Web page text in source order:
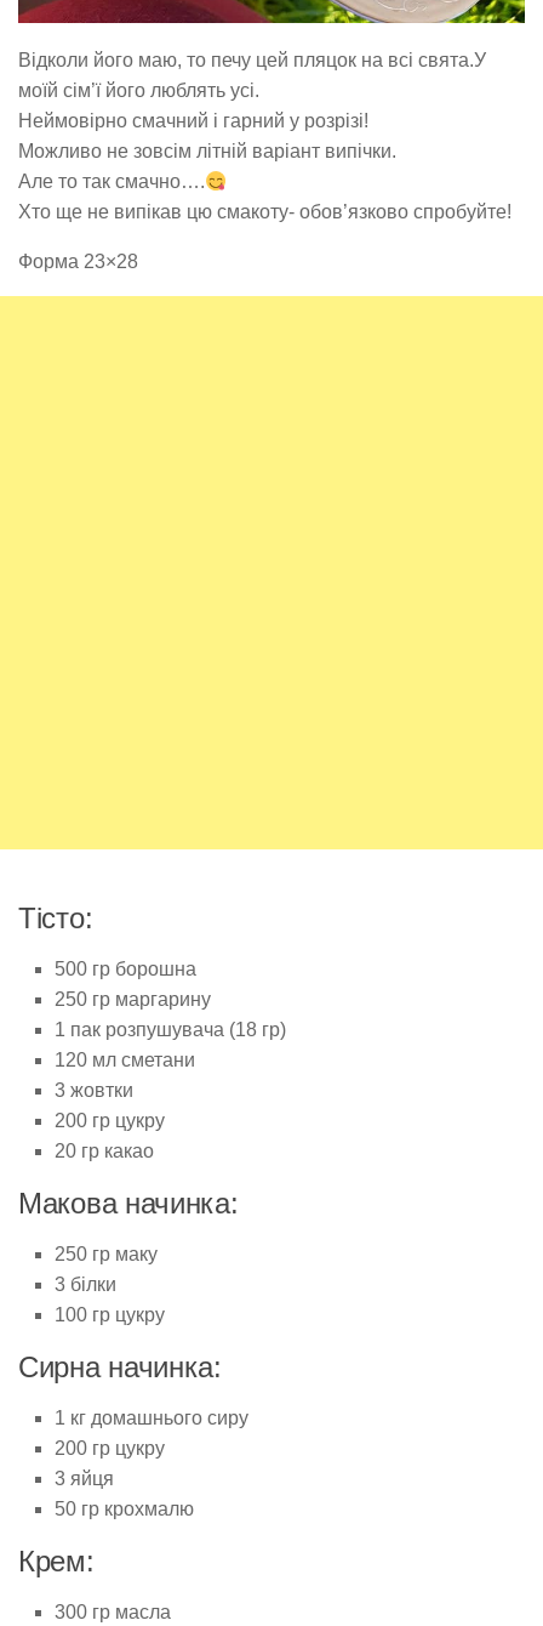
Відколи його маю, то печу цей пляцок на всі свята.У
моїй сім’ї його люблять усі.
Неймовірно смачний і гарний у розрізі!
Можливо не зовсім літній варіант випічки.
Але то так смачно….
Хто ще не випікав цю смакоту- обов’язково спробуйте!
Форма 23×28
Тісто:
500 гр борошна
250 гр маргарину
1 пак розпушувача (18 гр)
120 мл сметани
3 жовтки
200 гр цукру
20 гр какао
Макова начинка:
250 гр маку
3 білки
100 гр цукру
Сирна начинка:
1 кг домашнього сиру
200 гр цукру
3 яйця
50 гр крохмалю
Крем:
300 гр масла